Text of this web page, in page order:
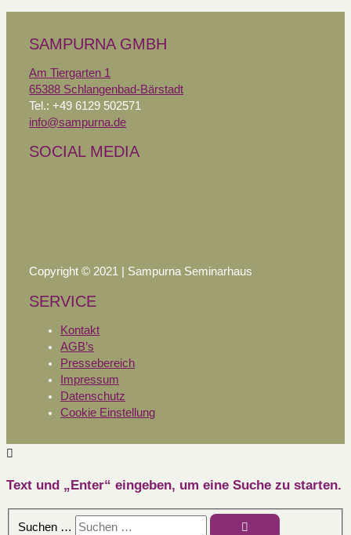
SAMPURNA GMBH
Am Tiergarten 1
65388 Schlangenbad-Bärstadt
Tel.: +49 6129 502571
info@sampurna.de
SOCIAL MEDIA
Copyright © 2021 | Sampurna Seminarhaus
SERVICE
Kontakt
AGB’s
Pressebereich
Impressum
Datenschutz
Cookie Einstellung
Text und „Enter“ eingeben, um eine Suche zu starten.
Suchen …